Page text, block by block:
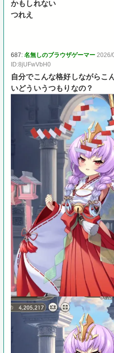
かもしれない
つれえ
687:名無しのブラウザゲーマー 2026/
ID:8jUFwVbH0
自分でこんな格好しながらこ
いどういうつもりなの？